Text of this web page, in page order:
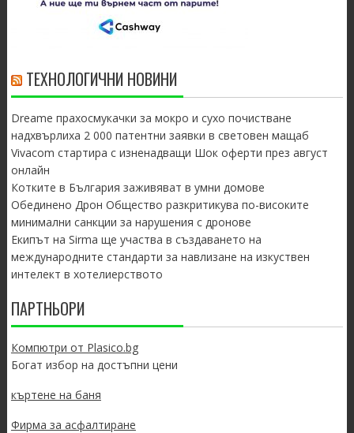
ТЕХНОЛОГИЧНИ НОВИНИ
Dreame прахосмукачки за мокро и сухо почистване
надхвърлиха 2 000 патентни заявки в световен мащаб
Vivacom стартира с изненадващи Шок оферти през август
онлайн
Котките в България заживяват в умни домове
Обединено Дрон Общество разкритикува по-високите
минимални санкции за нарушения с дронове
Екипът на Sirma ще участва в създаването на
международните стандарти за навлизане на изкуствен
интелект в хотелиерството
ПАРТНЬОРИ
Компютри от Plasico.bg
Богат избор на достъпни цени
къртене на баня
Фирма за асфалтиране